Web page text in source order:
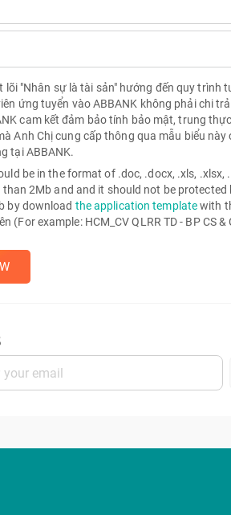
"Nhân sự là tài sản" hướng đến quy trình
ứng tuyển vào ABBANK không phải chi
cam kết đảm bảo tính bảo mật, trung
Anh Chị cung cấp thông qua mẫu biểu này
tại ABBANK.
be in the format of .doc, .docx, .xls, .xlsx,
than 2Mb and and it should not be protected
by download the application templatewith
(For example: HCM_CV QLRR TD - BP CS &